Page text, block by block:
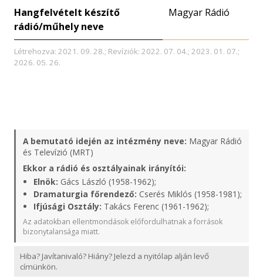
Hangfelvételt készítő
rádió/műhely neve
Magyar Rádió
Létrehozva: 2021. 09. 28.; Revíziók: 2022. 07. 04.; 2023. 01. 07.;
2026. 05. 26.
A bemutató idején az intézmény neve: Magyar Rádió
és Televízió (MRT)
Ekkor a rádió és osztályainak irányítói:
Elnök: Gács László (1958-1962);
Dramaturgia főrendező: Cserés Miklós (1958-1981);
Ifjúsági Osztály: Takács Ferenc (1961-1962);
Az adatokban ellentmondások előfordulhatnak a források
bizonytalansága miatt.
Hiba? Javítanivaló? Hiány? Jelezd a nyitólap alján levő
címünkön.